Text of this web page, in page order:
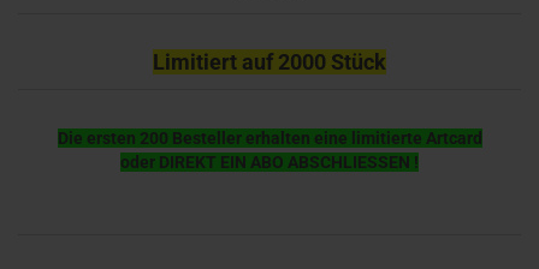
Limitiert auf 2000 Stück
Die ersten 200 Besteller erhalten eine limitierte Artcard
oder DIREKT EIN ABO ABSCHLIESSEN !